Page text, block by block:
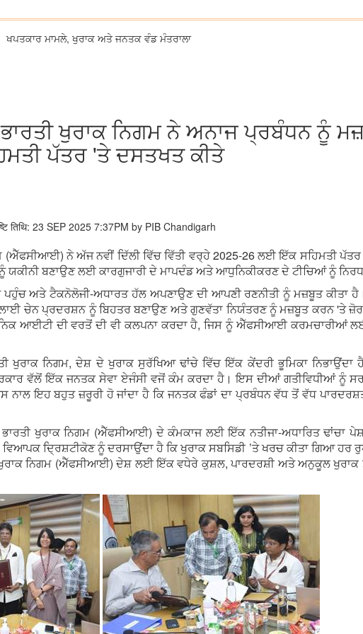
ਖਪਤਕਾਰ ਮਾਮਲੇ, ਖੁਰਾਕ ਅਤੇ ਜਨਤਕ ਵੰਡ ਮੰਤਰਾਲਾ
ਖੁਰਾਕ ਨਿਗਮ ਨੇ ਅਨਾਜ ਪ੍ਰਬੰਧਨ ਨੂੰ
ਪੱਤਰ 'ਤੇ ਦਸਤਖਤ ਕੀਤੇ
तिथि: 23 SEP 2025 7:37PM by PIB Chandigarh
(ਐੱਫਸੀਆਈ) ਨੇ ਅੱਜ ਨਵੀਂ ਦਿੱਲੀ ਵਿੱਚ ਵਿੱਤੀ ਵਰ੍ਹੇ 2025-26 ਲਈ ਇੱਕ ਸਹਿਮਤੀ
ਬਣਾਉਣ ਲਈ ਕਾਰਗੁਜਾਰੀ ਦੇ ਮਾਪਦੰਡ ਅਤੇ ਆਧੁਨਿਕੀਕਰਣ ਦੇ ਟੀਚਿਆਂ ਨੂੰ
ਪਹੁੰਚ ਅਤੇ ਟੈਕਨੋਲੋਜੀ-ਅਧਾਰਤ ਹੱਲ ਅਪਣਾਉਣ ਦੀ ਆਪਣੀ ਰਣਨੀਤੀ ਨੂੰ ਮਜ਼ਬੂਤ ​​ਕੀਤਾ
ਚੇਨ ਪ੍ਰਦਰਸ਼ਨ ਨੂੰ ਬਿਹਤਰ ਬਣਾਉਣ ਅਤੇ ਗੁਣਵੱਤਾ ਨਿਯੰਤਰਣ ਨੂੰ ਮਜ਼ਬੂਤ ​​ਕਰਨ 'ਤੇ
ਆਈਟੀ ਦੀ ਵਰਤੋਂ ਦੀ ਵੀ ਕਲਪਨਾ ਕਰਦਾ ਹੈ, ਜਿਸ ਨੂੰ ਐੱਫਸੀਆਈ ਕਰਮਚਾਰੀਆਂ
ਖੁਰਾਕ ਨਿਗਮ, ਦੇਸ਼ ਦੇ ਖੁਰਾਕ ਸੁਰੱਖਿਆ ਢਾਂਚੇ ਵਿੱਚ ਇੱਕ ਕੇਂਦਰੀ ਭੂਮਿਕਾ ਨਿਭਾਉਂਦਾ
ਵੱਲੋਂ ਇੱਕ ਜਨਤਕ ਸੇਵਾ ਏਜੰਸੀ ਵਜੋਂ ਕੰਮ ਕਰਦਾ ਹੈ। ਇਸ ਦੀਆਂ ਗਤੀਵਿਧੀਆਂ ਨੂੰ
ਨਾਲ ਇਹ ਬਹੁਤ ਜ਼ਰੂਰੀ ਹੋ ਜਾਂਦਾ ਹੈ ਕਿ ਜਨਤਕ ਫੰਡਾਂ ਦਾ ਪ੍ਰਬੰਧਨ ਵੱਧ ਤੋਂ ਵੱਧ
ਭਾਰਤੀ ਖੁਰਾਕ ਨਿਗਮ (ਐੱਫਸੀਆਈ) ਦੇ ਕੰਮਕਾਜ ਲਈ ਇੱਕ ਨਤੀਜਾ-ਅਧਾਰਿਤ ਢਾਂਚਾ
ਦ੍ਰਿਸ਼ਟੀਕੋਣ ਨੂੰ ਦਰਸਾਉਂਦਾ ਹੈ ਕਿ ਖੁਰਾਕ ਸਬਸਿਡੀ ’ਤੇ ਖਰਚ ਕੀਤਾ ਗਿਆ
ਨਿਗਮ (ਐੱਫਸੀਆਈ) ਦੇਸ਼ ਲਈ ਇੱਕ ਵਧੇਰੇ ਕੁਸ਼ਲ, ਪਾਰਦਰਸ਼ੀ ਅਤੇ ਅਨੁਕੂਲ ਖੁਰਾਕ